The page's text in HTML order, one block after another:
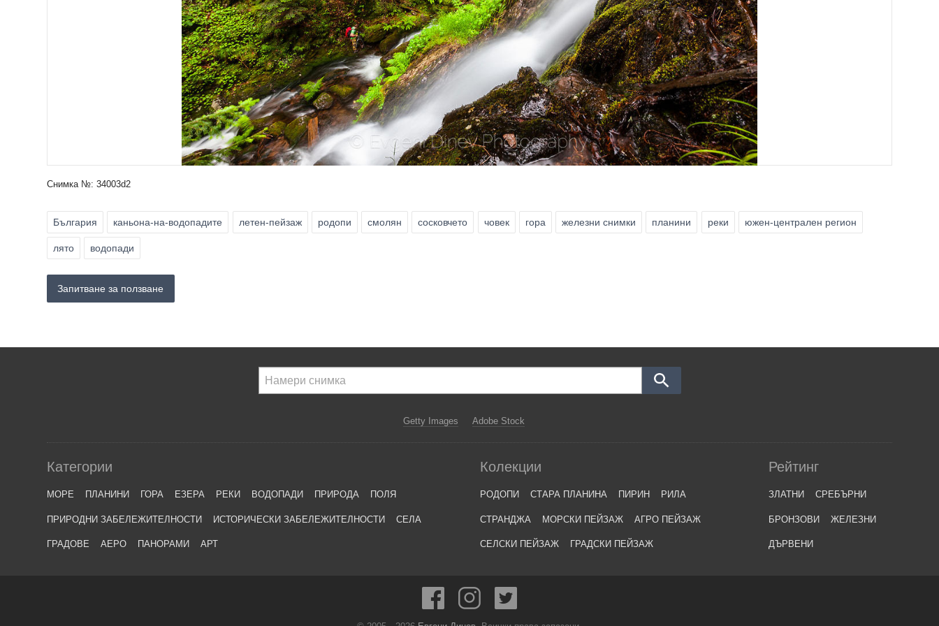
Снимка №: 34003d2
България каньона-на-водопадите летен-пейзаж родопи смолян сосковчето човек гора железни снимки планини реки южен-централен регион
лято водопади
Запитване за ползване
Getty Images Adobe Stock
Категории
МОРЕ ПЛАНИНИ ГОРА ЕЗЕРА РЕКИ ВОДОПАДИ ПРИРОДА ПОЛЯ
ПРИРОДНИ ЗАБЕЛЕЖИТЕЛНОСТИ ИСТОРИЧЕСКИ ЗАБЕЛЕЖИТЕЛНОСТИ СЕЛА
ГРАДОВЕ АЕРО ПАНОРАМИ АРТ
Колекции
РОДОПИ СТАРА ПЛАНИНА ПИРИН РИЛА
СТРАНДЖА МОРСКИ ПЕЙЗАЖ АГРО ПЕЙЗАЖ
СЕЛСКИ ПЕЙЗАЖ ГРАДСКИ ПЕЙЗАЖ
Рейтинг
ЗЛАТНИ СРЕБЪРНИ
БРОНЗОВИ ЖЕЛЕЗНИ
ДЪРВЕНИ